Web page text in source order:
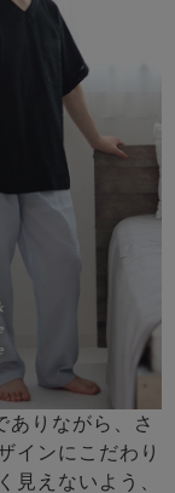
ありながら、さ
インにこだわり
見えないよう、